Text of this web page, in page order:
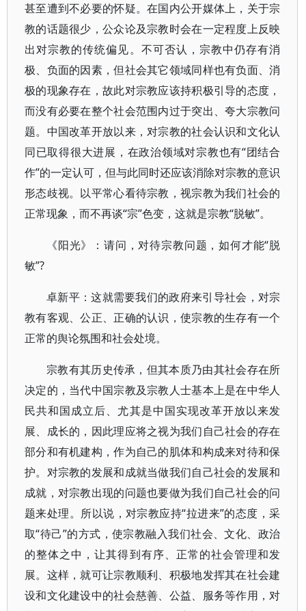
甚至遭到不必要的怀疑。在国内公开媒体上，关于宗
教的话题很少，公众论及宗教时会在一定程度上反映
出对宗教的传统偏见。不可否认，宗教中仍存有消
极、负面的因素，但社会其它领域同样也有负面、消
极的现象存在，故此对宗教应该持积极引导的态度，
而没有必要在整个社会范围内过于突出、夸大宗教问
题。中国改革开放以来，对宗教的社会认识和文化认
同已取得很大进展，在政治领域对宗教也有“团结合
作”的一定认可，但与此同时还应该消除对宗教的意识
形态歧视。以平常心看待宗教，视宗教为我们社会的
正常现象，而不再谈“宗”色变，这就是宗教“脱敏”。
《阳光》：请问，对待宗教问题，如何才能“脱
敏”?
卓新平：这就需要我们的政府来引导社会，对宗
教有客观、公正、正确的认识，使宗教的生存有一个
正常的舆论氛围和社会处境。
宗教有其历史传承，但其本质乃由其社会存在所
决定的，当代中国宗教及宗教人士基本上是在中华人
民共和国成立后、尤其是中国实现改革开放以来发
展、成长的，因此理应将之视为我们自己社会的存在
部分和有机建构，作为自己的肌体和构成来对待和保
护。对宗教的发展和成就当做我们自己社会的发展和
成就，对宗教出现的问题也要做为我们自己社会的问
题来处理。所以说，对宗教应持“拉进来”的态度，采
取“待己”的方式，使宗教融入我们社会、文化、政治
的整体之中，让其得到有序、正常的社会管理和发
展。这样，就可让宗教顺利、积极地发挥其在社会建
设和文化建设中的社会慈善、公益、服务等作用，对